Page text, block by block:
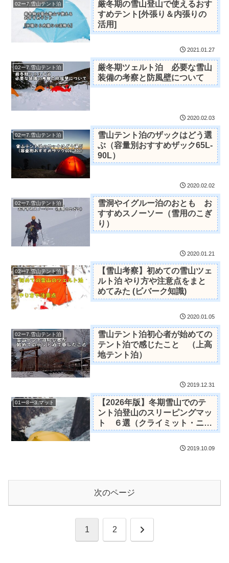
02ー7.雪山テント泊
厳冬期の雪山登山で使えるおす
すめテント[外張り＆内張りの
活用]
2021.01.27
02ー7.雪山テント泊
厳冬期ツェルト泊 必要な雪山
装備の考察と防風壁について
2020.02.03
02ー7.雪山テント泊
雪山テント泊のザックはどう選
ぶ（容量別おすすめザック65L-
90L）
2020.02.02
02ー7.雪山テント泊
雪洞やイグルー泊のおとも お
すすめスノーソー（雪用のこぎ
り）
2020.01.21
02ー7.雪山テント泊
【雪山考察】初めての雪山ツェ
ルト泊 やり方や注意点をまと
めてみた (ビバーク知識)
2020.01.05
02ー7.雪山テント泊
雪山テント泊初心者が始めての
テント泊で感じたこと （上高
地テント泊）
2019.12.31
01ー8ー3.マット
【2026年版】冬期雪山でのテ
ント泊登山のスリーピングマッ
ト ６選（クライミット・ニー
モ・シートゥサミット）
2019.10.09
次のページ
1 2 次